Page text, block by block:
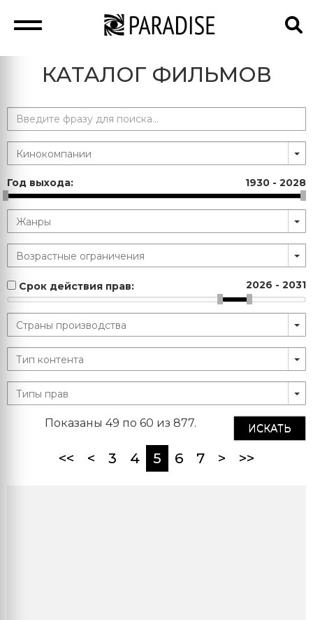
КАТАЛОГ ФИЛЬМОВ
Год выхода: 1930 - 2028
Срок действия прав: 2026 - 2031
ИСКАТЬ
Показаны 49 по 60 из 877.
<< < 3 4 5 (current)
6 7 > >>